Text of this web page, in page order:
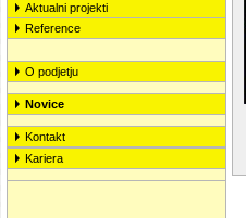
Aktualni projekti
Reference
O podjetju
Novice
Kontakt
Kariera